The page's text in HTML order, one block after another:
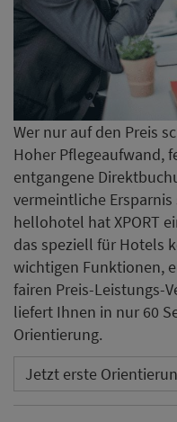
Wer nur auf den Preis
Hoher Pflegeaufwand,
entgangene
vermeintliche
hellohotel hat XPORT
das speziell für Hotels
wichtigen Funktionen,
fairen Preis-Leistungs-
liefert Ihnen in nur 60
Orientierung.
Jetzt erste